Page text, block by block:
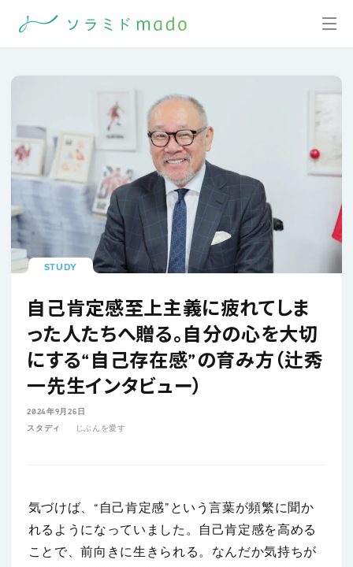
STUDY
自己肯定感至上主義に疲れてしま
った人たちへ贈る。自分の心を大切
にする“自己存在感”の育み方（辻秀
一先生インタビュー）
2024年9月26日
スタディ じぶんを愛す
気づけば、“自己肯定感”という言葉が頻繁に聞か
れるようになっていました。自己肯定感を高める
ことで、前向きに生きられる。なんだか気持ちが